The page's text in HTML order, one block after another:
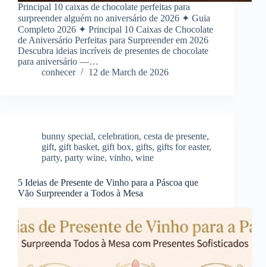
Principal 10 caixas de chocolate perfeitas para
surpreender alguém no aniversário de 2026 ✦ Guia
Completo 2026 ✦ Principal 10 Caixas de Chocolate
de Aniversário Perfeitas para Surpreender em 2026
Descubra ideias incríveis de presentes de chocolate
para aniversário —…
conhecer
12 de March de 2026
bunny special, celebration, cesta de presente,
gift, gift basket, gift box, gifts, gifts for easter,
party, party wine, vinho, wine
5 Ideias de Presente de Vinho para a Páscoa que
Vão Surpreender a Todos à Mesa